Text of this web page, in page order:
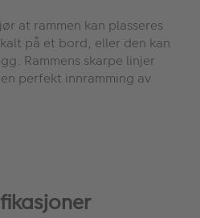
at rammen kan plasseres
på et bord, eller den kan
Rammens skarpe linjer
perfekt innramming av